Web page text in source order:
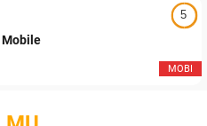
5
MOBI
Mobile